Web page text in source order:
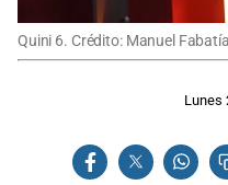
Quini 6. Crédito: Manuel Fabatía
Lunes